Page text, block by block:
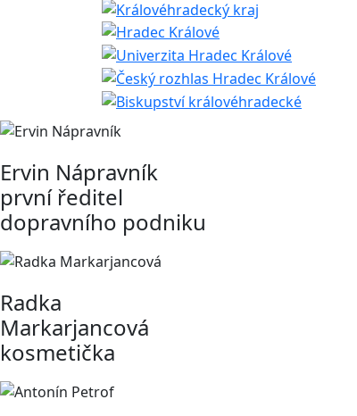
Ervin Nápravník
první ředitel
dopravního podniku
Radka
Markarjancová
kosmetička